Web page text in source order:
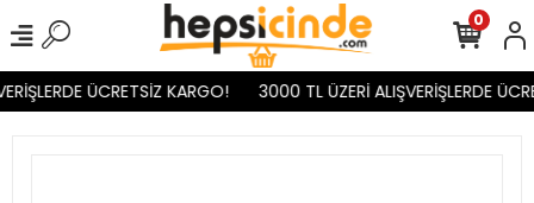
ÜCRETSİZ KARGO! 3000 TL ÜZERİ ALIŞVERİŞLERDE
0